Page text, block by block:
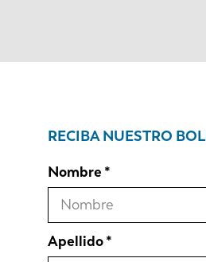
RECIBA NUESTRO
Nombre
Apellido